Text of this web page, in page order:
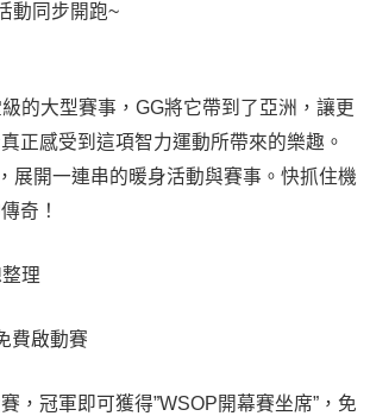
動同步開跑~
的大型賽事，GG將它帶到了亞洲，讓更
正感受到這項智力運動所帶來的樂趣。
展開一連串的暖身活動與賽事。快抓住機
奇！
理
費啟動賽
，冠軍即可獲得”WSOP開幕賽坐席”，免